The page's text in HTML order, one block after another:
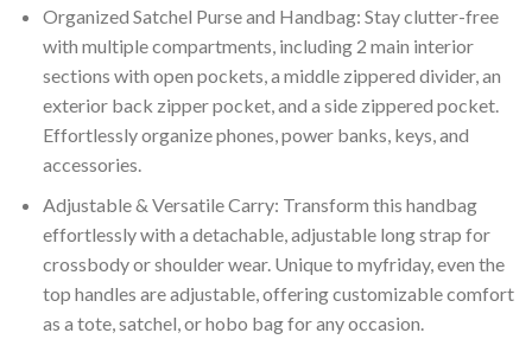
Organized Satchel Purse and Handbag: Stay clutter-free
with multiple compartments, including 2 main interior
sections with open pockets, a middle zippered divider, an
exterior back zipper pocket, and a side zippered pocket.
Effortlessly organize phones, power banks, keys, and
accessories.
Adjustable & Versatile Carry: Transform this handbag
effortlessly with a detachable, adjustable long strap for
crossbody or shoulder wear. Unique to myfriday, even the
top handles are adjustable, offering customizable comfort
as a tote, satchel, or hobo bag for any occasion.